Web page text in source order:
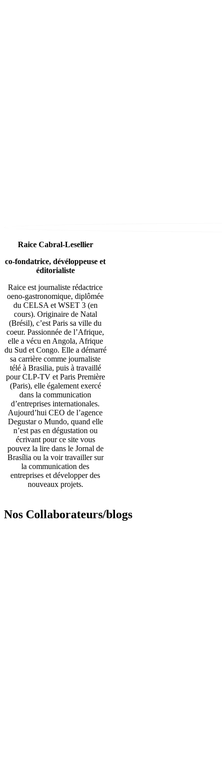
Raice Cabral-Lesellier
co-fondatrice, dévéloppeuse et
éditorialiste
Raice est journaliste rédactrice
oeno-gastronomique, diplômée
du CELSA et WSET 3 (en
cours). Originaire de Natal
(Brésil), c’est Paris sa ville du
coeur. Passionnée de l’Afrique,
elle a vécu en Angola, Afrique
du Sud et Congo. Elle a démarré
sa carrière comme journaliste
télé à Brasilia, puis à travaillé
pour CLP-TV et Paris Première
(Paris), elle également exercé
dans la communication
d’entreprises internationales.
Aujourd’hui CEO de l’agence
Degustar o Mundo, quand elle
n’est pas en dégustation ou
écrivant pour ce site vous
pouvez la lire dans le Jornal de
Brasília ou la voir travailler sur
la communication des
entreprises et développer des
nouveaux projets.
Nos Collaborateurs/blogs